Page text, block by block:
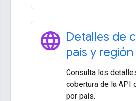
language Detalles de
país y región
Consulta los
cobertura de la API
por país.